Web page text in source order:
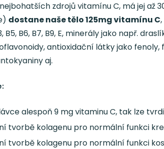
zdrojů vitamínu C, má jej až
dostane naše tělo 125mg vitamínu C
B5, B6, B7, B9, E, minerály jako např.
antioxidační látky jako
aj.
alespoň 9 mg vitaminu C, tak lze
tvorbě kolagenu pro normální funkci
tvorbě kolagenu pro normální funkci